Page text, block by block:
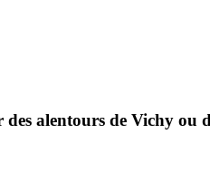
des alentours de Vichy